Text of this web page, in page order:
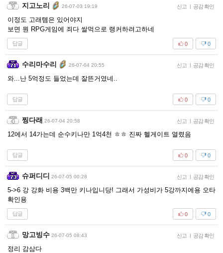
지고노리 26-07-03 19:19 신고 | 공감 확인
이정도 고래템은 있어야지
보면 뭔 RPG게임에 죄다 쌀먹으로 랭커하려고하네
답글 0
0
수리마수리 26-07-04 20:55 신고 | 공감 확인
와...난 5억정도 들었는데 잘뜬거였네..
답글 0
0
찡다래 26-07-04 20:58 신고 | 공감 확인
12에서 14가는데 순수키나만 1억4천 ㅎㅎ 진짜 헬게이트 열렸음
답글 0
0
슈퍼디디 26-07-05 00:28 신고 | 공감 확인
5->6 강 강화 비용 3백만 키나입니당! 그래서 가성비가 5강까지에용 오타
확인용
답글 0
0
망고빙수 26-07-05 08:43 신고 | 공감 확인
정리 감삼다